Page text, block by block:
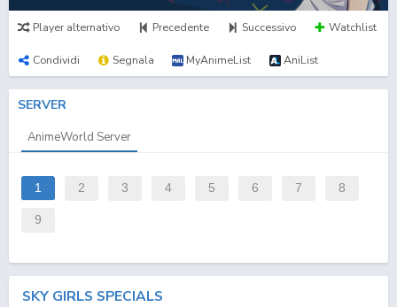
Player alternativo Precedente Successivo Watchlist
Condividi Segnala MyAnimeList AniList
SERVER
AnimeWorld Server
1 2 3 4 5 6 7 8
9
SKY GIRLS SPECIALS